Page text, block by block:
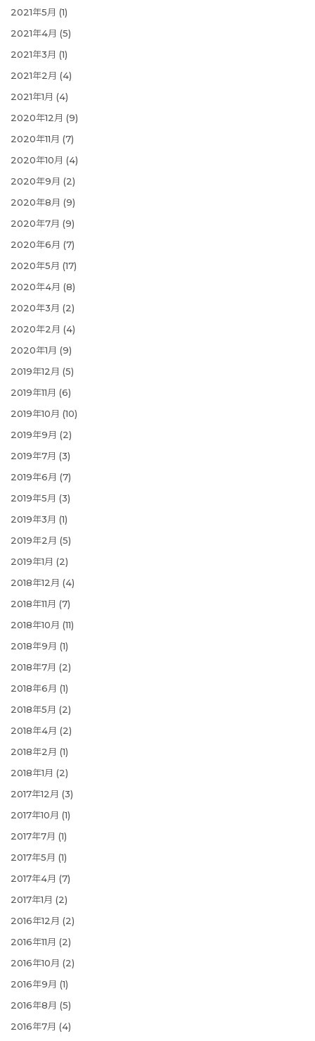
2021年5月 (1)
2021年4月 (5)
2021年3月 (1)
2021年2月 (4)
2021年1月 (4)
2020年12月 (9)
2020年11月 (7)
2020年10月 (4)
2020年9月 (2)
2020年8月 (9)
2020年7月 (9)
2020年6月 (7)
2020年5月 (17)
2020年4月 (8)
2020年3月 (2)
2020年2月 (4)
2020年1月 (9)
2019年12月 (5)
2019年11月 (6)
2019年10月 (10)
2019年9月 (2)
2019年7月 (3)
2019年6月 (7)
2019年5月 (3)
2019年3月 (1)
2019年2月 (5)
2019年1月 (2)
2018年12月 (4)
2018年11月 (7)
2018年10月 (11)
2018年9月 (1)
2018年7月 (2)
2018年6月 (1)
2018年5月 (2)
2018年4月 (2)
2018年2月 (1)
2018年1月 (2)
2017年12月 (3)
2017年10月 (1)
2017年7月 (1)
2017年5月 (1)
2017年4月 (7)
2017年1月 (2)
2016年12月 (2)
2016年11月 (2)
2016年10月 (2)
2016年9月 (1)
2016年8月 (5)
2016年7月 (4)